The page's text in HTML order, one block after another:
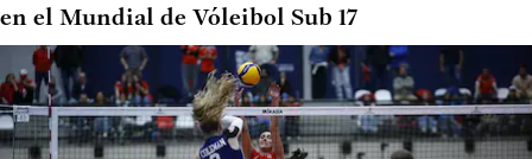
en el Mundial de Vóleibol Sub 17